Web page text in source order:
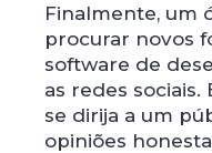
Finalmente, um
procurar novos
software de
as redes
se dirija a um
opiniões